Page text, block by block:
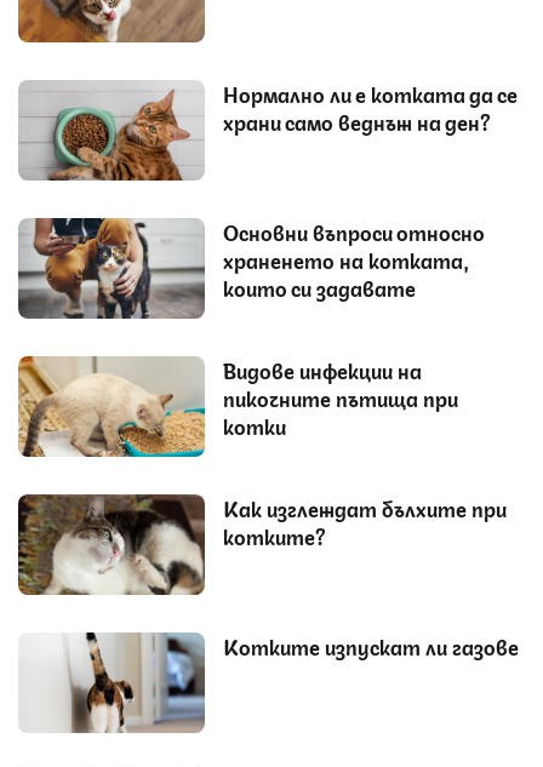
Нормално ли е котката да се
храни само веднъж на ден?
Основни въпроси относно
храненето на котката,
които си задавате
Видове инфекции на
пикочните пътища при
котки
Как изглеждат бълхите при
котките?
Котките изпускат ли газове